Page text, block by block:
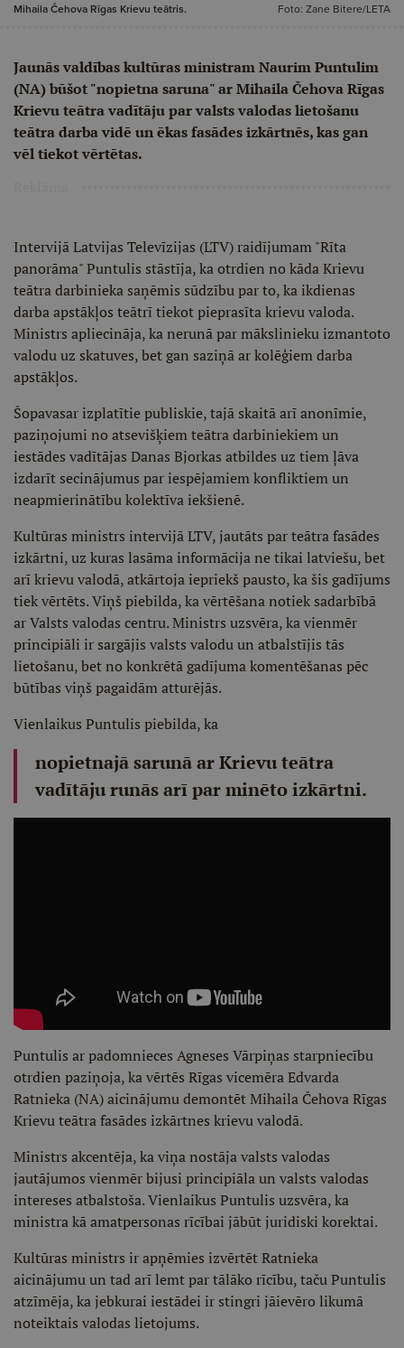
Mihaila Čehova Rīgas Krievu teātris. Foto: Zane Bitere/LETA
Jaunās valdības kultūras ministram Naurim Puntulim
(NA) būšot "nopietna saruna" ar Mihaila Čehova Rīgas
Krievu teātra vadītāju par valsts valodas lietošanu
teātra darba vidē un ēkas fasādes izkārtnēs, kas gan
vēl tiekot vērtētas.
Intervijā Latvijas Televīzijas (LTV) raidījumam "Rīta
panorāma" Puntulis stāstīja, ka otrdien no kāda Krievu
teātra darbinieka saņēmis sūdzību par to, ka ikdienas
darba apstākļos teātrī tiekot pieprasīta krievu valoda.
Ministrs apliecināja, ka nerunā par mākslinieku izmantoto
valodu uz skatuves, bet gan saziņā ar kolēģiem darba
apstākļos.
Šopavasar izplatītie publiskie, tajā skaitā arī anonīmie,
paziņojumi no atsevišķiem teātra darbiniekiem un
iestādes vadītājas Danas Bjorkas atbildes uz tiem ļāva
izdarīt secinājumus par iespējamiem konfliktiem un
neapmierinātību kolektīva iekšienē.
Kultūras ministrs intervijā LTV, jautāts par teātra fasādes
izkārtni, uz kuras lasāma informācija ne tikai latviešu, bet
arī krievu valodā, atkārtoja iepriekš pausto, ka šis gadījums
tiek vērtēts. Viņš piebilda, ka vērtēšana notiek sadarbībā
ar Valsts valodas centru. Ministrs uzsvēra, ka vienmēr
principiāli ir sargājis valsts valodu un atbalstījis tās
lietošanu, bet no konkrētā gadījuma komentēšanas pēc
būtības viņš pagaidām atturējās.
Vienlaikus Puntulis piebilda, ka
nopietnajā sarunā ar Krievu teātra
vadītāju runās arī par minēto izkārtni.
Puntulis ar padomnieces Agneses Vārpiņas starpniecību
otrdien paziņoja, ka vērtēs Rīgas vicemēra Edvarda
Ratnieka (NA) aicinājumu demontēt Mihaila Čehova Rīgas
Krievu teātra fasādes izkārtnes krievu valodā.
Ministrs akcentēja, ka viņa nostāja valsts valodas
jautājumos vienmēr bijusi principiāla un valsts valodas
intereses atbalstoša. Vienlaikus Puntulis uzsvēra, ka
ministra kā amatpersonas rīcībai jābūt juridiski korektai.
Kultūras ministrs ir apņēmies izvērtēt Ratnieka
aicinājumu un tad arī lemt par tālāko rīcību, taču Puntulis
atzīmēja, ka jebkurai iestādei ir stingri jāievēro likumā
noteiktais valodas lietojums.